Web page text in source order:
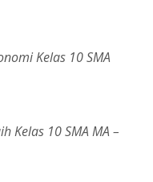
Kelas 10 SMA
Kelas 10 SMA MA –